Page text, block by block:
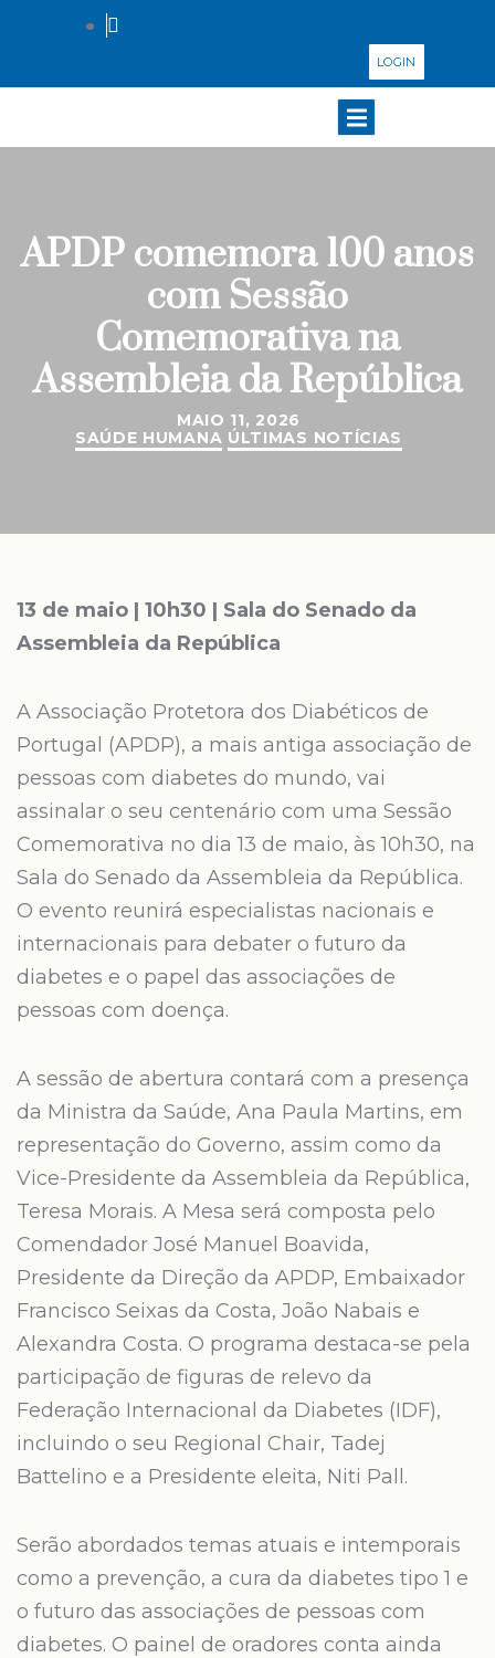
LOGIN
APDP comemora 100 anos
com Sessão
Comemorativa na
Assembleia da República
MAIO 11, 2026
SAÚDE HUMANA ÚLTIMAS NOTÍCIAS
13 de maio | 10h30 | Sala do Senado da
Assembleia da República
A Associação Protetora dos Diabéticos de
Portugal (APDP), a mais antiga associação de
pessoas com diabetes do mundo, vai
assinalar o seu centenário com uma Sessão
Comemorativa no dia 13 de maio, às 10h30, na
Sala do Senado da Assembleia da República.
O evento reunirá especialistas nacionais e
internacionais para debater o futuro da
diabetes e o papel das associações de
pessoas com doença.
A sessão de abertura contará com a presença
da Ministra da Saúde, Ana Paula Martins, em
representação do Governo, assim como da
Vice-Presidente da Assembleia da República,
Teresa Morais. A Mesa será composta pelo
Comendador José Manuel Boavida,
Presidente da Direção da APDP, Embaixador
Francisco Seixas da Costa, João Nabais e
Alexandra Costa. O programa destaca-se pela
participação de figuras de relevo da
Federação Internacional da Diabetes (IDF),
incluindo o seu Regional Chair, Tadej
Battelino e a Presidente eleita, Niti Pall.
Serão abordados temas atuais e intemporais
como a prevenção, a cura da diabetes tipo 1 e
o futuro das associações de pessoas com
diabetes. O painel de oradores conta ainda